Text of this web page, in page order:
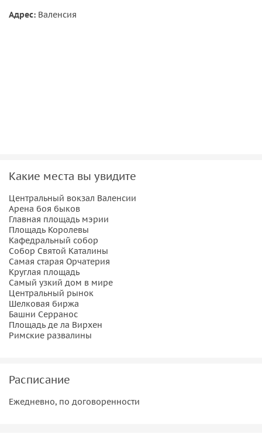
Адрес: Валенсия
Какие места вы увидите
Центральный вокзал Валенсии
Арена боя быков
Главная площадь мэрии
Площадь Королевы
Кафедральный собор
Собор Святой Каталины
Самая старая Орчатерия
Круглая площадь
Самый узкий дом в мире
Центральный рынок
Шелковая биржа
Башни Серранос
Площадь де ла Вирхен
Римские развалины
Расписание
Ежедневно, по договоренности